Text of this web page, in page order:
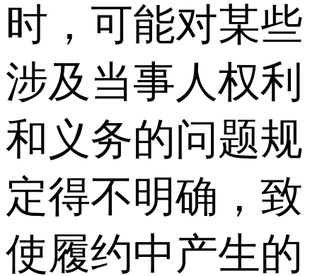
时，可能对某些
涉及当事人权利
和义务的问题规
定得不明确，致
使履约中产生的